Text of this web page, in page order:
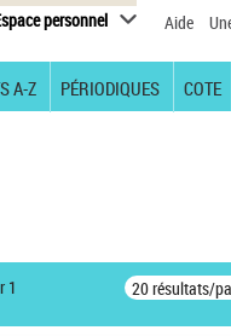
personnel Aide
A-Z PÉRIODIQUES COTE
1 20 résultats/